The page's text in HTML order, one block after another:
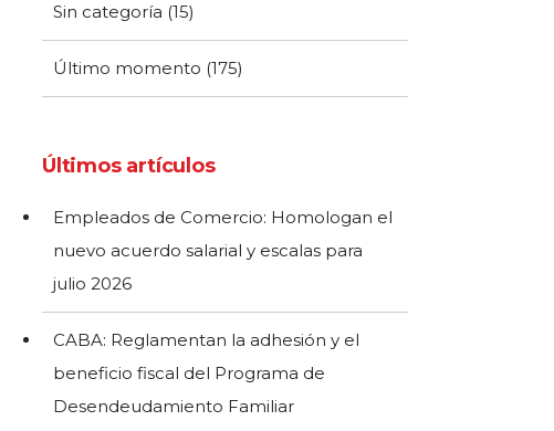
Sin categoría (15)
Último momento (175)
Últimos artículos
Empleados de Comercio: Homologan el
nuevo acuerdo salarial y escalas para
julio 2026
CABA: Reglamentan la adhesión y el
beneficio fiscal del Programa de
Desendeudamiento Familiar